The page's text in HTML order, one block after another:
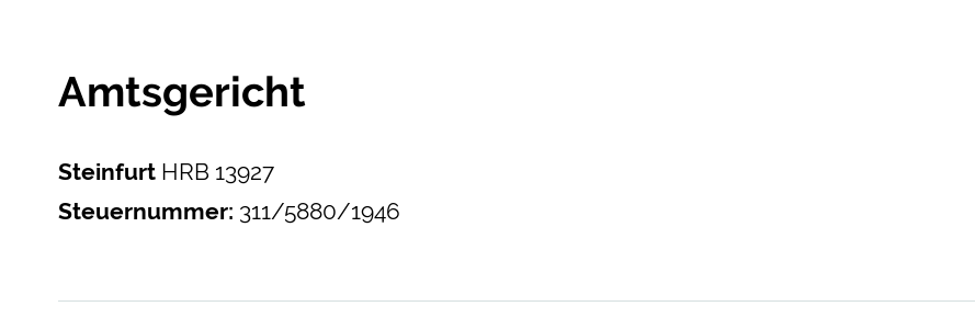
Amtsgericht
SteinfurtHRB 13927
Steuernummer: 311/5880/1946